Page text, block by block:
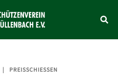
PREISSCHIESSEN